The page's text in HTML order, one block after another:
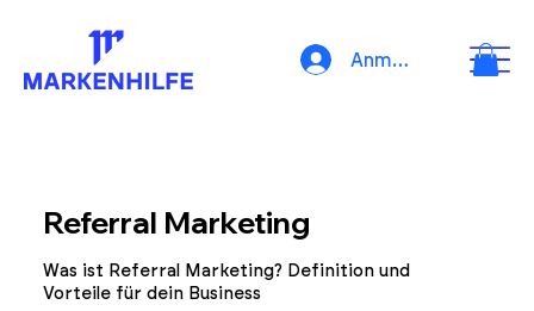
Anmelden
Referral Marketing
Was ist Referral Marketing? Definition und
Vorteile für dein Business